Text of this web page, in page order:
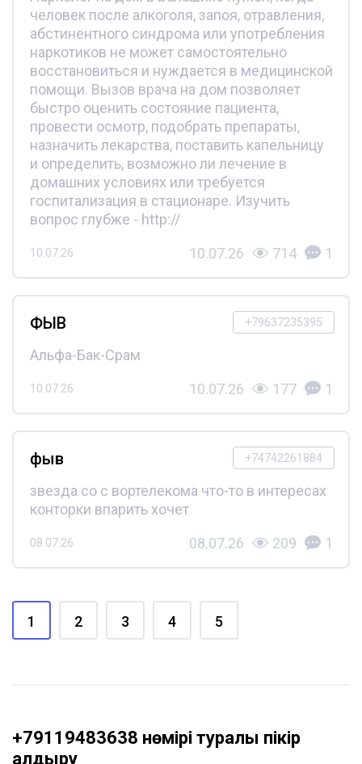
человек после алкоголя, запоя, отравления,
абстинентного синдрома или употребления
наркотиков не может самостоятельно
восстановиться и нуждается в медицинской
помощи. Вызов врача на дом позволяет
быстро оценить состояние пациента,
провести осмотр, подобрать препараты,
назначить лекарства, поставить капельницу
и определить, возможно ли лечение в
домашних условиях или требуется
госпитализация в стационаре. Изучить
вопрос глубже - http://
10.07.26 10.07.26 714 1
+79637235395
ФЫВ
Альфа-Бак-Срам
10.07.26 10.07.26 177 1
+74742261884
фыв
звезда со с вортелекома что-то в интересах
конторки впарить хочет
08.07.26 08.07.26 209 1
1 2 3 4 5
+79119483638 нөмірі туралы пікір
қалдыру